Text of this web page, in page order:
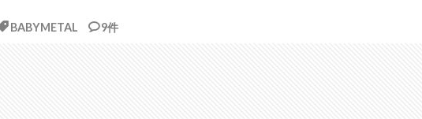
BABYMETAL 9件